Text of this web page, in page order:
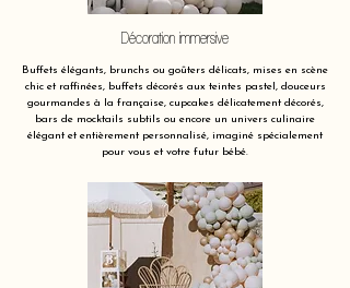
Décoration immersive
Buffets élégants, brunchs ou goûters délicats, mises en scène
chic et raffinées, buffets décorés aux teintes pastel, douceurs
gourmandes à la française, cupcakes délicatement décorés,
bars de mocktails subtils ou encore un univers culinaire
élégant et entièrement personnalisé, imaginé spécialement
pour vous et votre futur bébé.